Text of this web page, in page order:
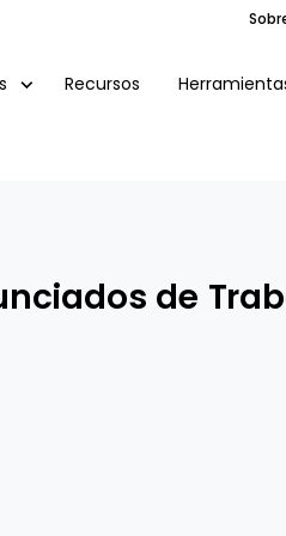
Recursos
de